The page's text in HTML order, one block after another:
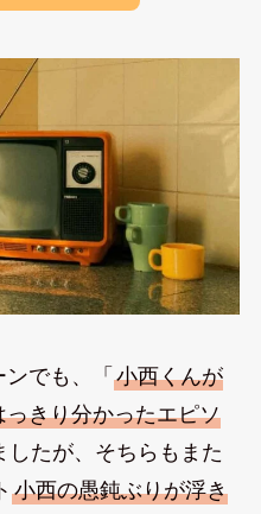
でも、「 小西くんが
きり分かったエピソ
たが、そちらもまた
小西の愚鈍ぶりが浮き